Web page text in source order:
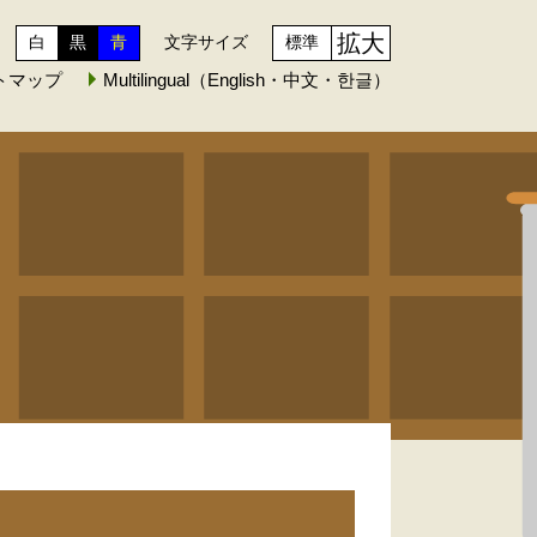
白 黒 青 文字サイズ 標準 拡大
マップ Multilingual（English・中文・한글）